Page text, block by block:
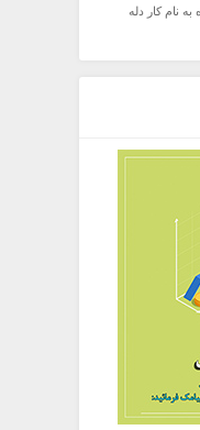
نام کار دله